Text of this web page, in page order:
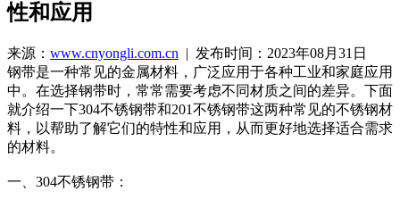
性和应用
来源： www.cnyongli.com.cn | 发布时间：2023年08月31日
钢带是一种常见的金属材料，广泛应用于各种工业和家庭应用
中。在选择钢带时，常常需要考虑不同材质之间的差异。下面
就介绍一下304不锈钢带和201不锈钢带这两种常见的不锈钢材
料，以帮助了解它们的特性和应用，从而更好地选择适合需求
的材料。
一、304不锈钢带：